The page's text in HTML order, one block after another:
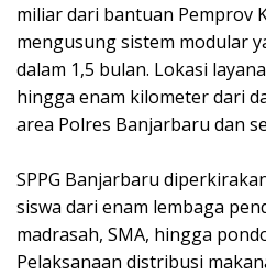
miliar dari bantuan Pemprov
mengusung sistem modular
dalam 1,5 bulan. Lokasi
hingga enam kilometer dari
area Polres Banjarbaru dan
SPPG Banjarbaru
siswa dari enam lembaga
madrasah, SMA, hingga
Pelaksanaan distribusi